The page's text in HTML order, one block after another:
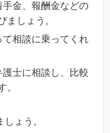
手金、報酬金などの
ましょう。
相談に乗ってくれ
護士に相談し、比較
。
ょう。